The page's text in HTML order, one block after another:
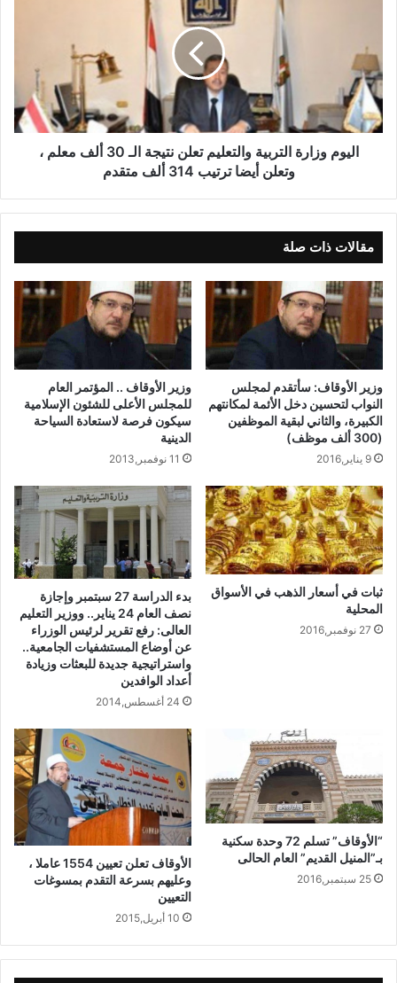
نسخ الرابط
اليوم وزارة التربية والتعليم تعلن نتيجة الـ 30 ألف معلم ،
وتعلن أيضا ترتيب 314 ألف متقدم
مقالات ذات صلة
وزير الأوقاف: سأتقدم لمجلس
النواب لتحسين دخل الأئمة لمكانتهم
الكبيرة، والثاني لبقية الموظفين
(300 ألف موظف)
9 يناير,2016
وزير الأوقاف .. المؤتمر العام
للمجلس الأعلى للشئون الإسلامية
سيكون فرصة لاستعادة السياحة
الدينية
11 نوفمبر,2013
ثبات في أسعار الذهب في الأسواق
المحلية
27 نوفمبر,2016
بدء الدراسة 27 سبتمبر وإجازة
نصف العام 24 يناير.. ووزير التعليم
العالى: رفع تقرير لرئيس الوزراء
عن أوضاع المستشفيات الجامعية..
واستراتيجية جديدة للبعثات وزيادة
أعداد الوافدين
24 أغسطس,2014
“الأوقاف” تسلم 72 وحدة سكنية
بـ”المنيل القديم” العام الحالى
25 سبتمبر,2016
الأوقاف تعلن تعيين 1554 عاملا ،
وعليهم بسرعة التقدم بمسوغات
التعيين
10 أبريل,2015